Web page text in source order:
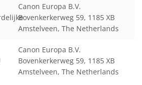
Canon Europa B.V.
Bovenkerkerweg 59, 1185 XB
Amstelveen, The Netherlands
Canon Europa B.V.
Bovenkerkerweg 59, 1185 XB
Amstelveen, The Netherlands